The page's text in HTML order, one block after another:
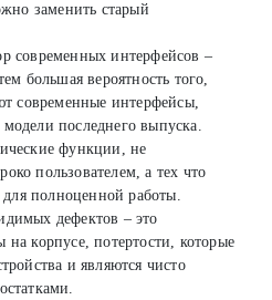
заменить старый
современных интерфейсов –
большая вероятность того,
современные интерфейсы,
последнего выпуска.
функции, не
пользователем, а тех что
для полноценной работы.
дефектов – это
корпусе, потертости, которые
и являются чисто